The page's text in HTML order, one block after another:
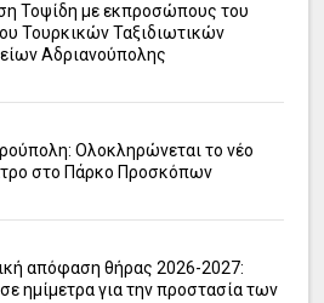
Τοψίδη με εκπροσώπους του
Τουρκικών Ταξιδιωτικών
Αδριανούπολης
Ολοκληρώνεται το νέο
στο Πάρκο Προσκόπων
απόφαση θήρας 2026-2027:
ημίμετρα για την προστασία των